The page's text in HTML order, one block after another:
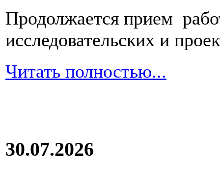
Продолжается прием
исследовательских и
Читать полностью...
30.07.2026